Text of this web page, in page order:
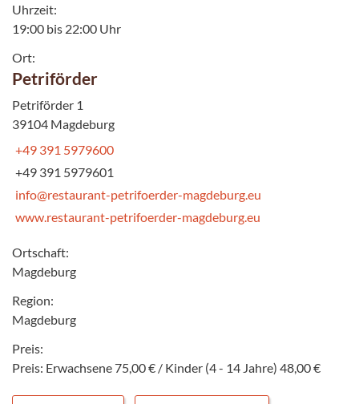
Uhrzeit:
19:00 bis 22:00 Uhr
Ort:
Petriförder
Petriförder 1
39104 Magdeburg
+49 391 5979600
+49 391 5979601
info@restaurant-petrifoerder-magdeburg.eu
www.restaurant-petrifoerder-magdeburg.eu
Ortschaft:
Magdeburg
Region:
Magdeburg
Preis:
Preis: Erwachsene 75,00 € / Kinder (4 - 14 Jahre) 48,00 €